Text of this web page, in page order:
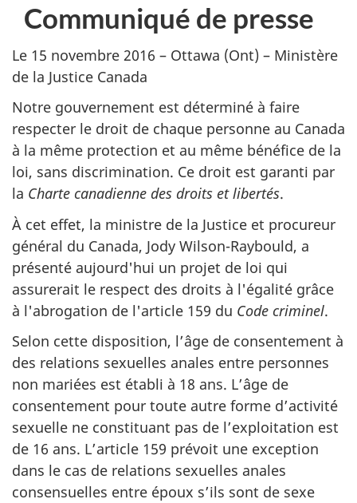
Communiqué de presse
Le 15 novembre 2016 – Ottawa (Ont) – Ministère
de la Justice Canada
Notre gouvernement est déterminé à faire
respecter le droit de chaque personne au Canada
à la même protection et au même bénéfice de la
loi, sans discrimination. Ce droit est garanti par
la Charte canadienne des droits et libertés.
À cet effet, la ministre de la Justice et procureur
général du Canada, Jody Wilson-Raybould, a
présenté aujourd'hui un projet de loi qui
assurerait le respect des droits à l'égalité grâce
à l'abrogation de l'article 159 du Code criminel.
Selon cette disposition, l’âge de consentement à
des relations sexuelles anales entre personnes
non mariées est établi à 18 ans. L’âge de
consentement pour toute autre forme d’activité
sexuelle ne constituant pas de l’exploitation est
de 16 ans. L’article 159 prévoit une exception
dans le cas de relations sexuelles anales
consensuelles entre époux s’ils sont de sexe